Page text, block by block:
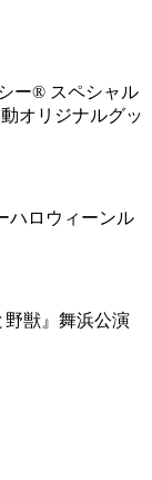
ー® スペシャル
オリジナルグッ
ハロウィーンル
野獣』舞浜公演